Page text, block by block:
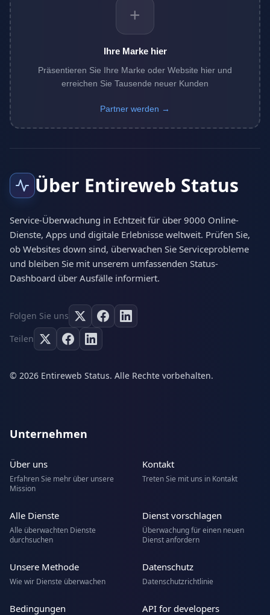
+
Ihre Marke hier
Präsentieren Sie Ihre Marke oder Website hier und
erreichen Sie Tausende neuer Kunden
Partner werden →
Über Entireweb Status
Service-Überwachung in Echtzeit für über 9000 Online-
Dienste, Apps und digitale Erlebnisse weltweit. Prüfen Sie,
ob Websites down sind, überwachen Sie Serviceprobleme
und bleiben Sie mit unserem umfassenden Status-
Dashboard über Ausfälle informiert.
Folgen Sie uns
Teilen
© 2026 Entireweb Status. Alle Rechte vorbehalten.
Unternehmen
Über uns
Erfahren Sie mehr über unsere
Mission
Kontakt
Treten Sie mit uns in Kontakt
Alle Dienste
Alle überwachten Dienste
durchsuchen
Dienst vorschlagen
Überwachung für einen neuen
Dienst anfordern
Unsere Methode
Wie wir Dienste überwachen
Datenschutz
Datenschutzrichtlinie
Bedingungen API for developers